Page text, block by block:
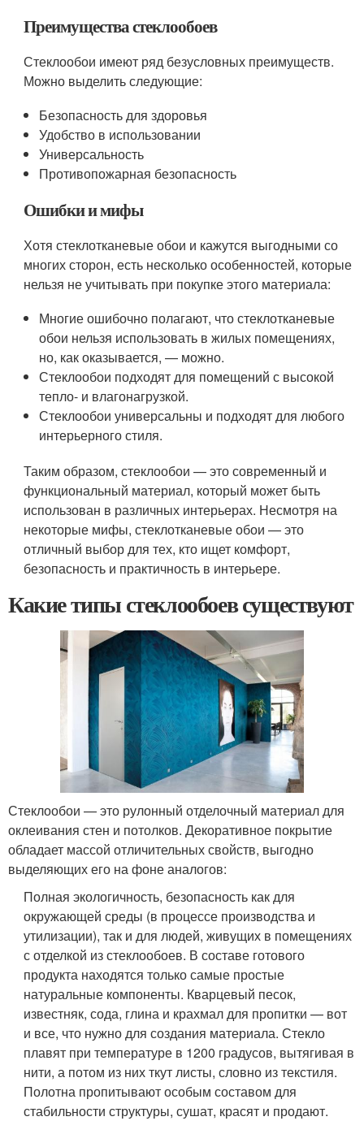
Преимущества стеклообоев
Стеклообои имеют ряд безусловных преимуществ.
Можно выделить следующие:
Безопасность для здоровья
Удобство в использовании
Универсальность
Противопожарная безопасность
Ошибки и мифы
Хотя стеклотканевые обои и кажутся выгодными со
многих сторон, есть несколько особенностей, которые
нельзя не учитывать при покупке этого материала:
Многие ошибочно полагают, что стеклотканевые
обои нельзя использовать в жилых помещениях,
но, как оказывается, — можно.
Стеклообои подходят для помещений с высокой
тепло- и влагонагрузкой.
Стеклообои универсальны и подходят для любого
интерьерного стиля.
Таким образом, стеклообои — это современный и
функциональный материал, который может быть
использован в различных интерьерах. Несмотря на
некоторые мифы, стеклотканевые обои — это
отличный выбор для тех, кто ищет комфорт,
безопасность и практичность в интерьере.
Какие типы стеклообоев существуют
Стеклообои — это рулонный отделочный материал для
оклеивания стен и потолков. Декоративное покрытие
обладает массой отличительных свойств, выгодно
выделяющих его на фоне аналогов:
Полная экологичность, безопасность как для
окружающей среды (в процессе производства и
утилизации), так и для людей, живущих в помещениях
с отделкой из стеклообоев. В составе готового
продукта находятся только самые простые
натуральные компоненты. Кварцевый песок,
известняк, сода, глина и крахмал для пропитки — вот
и все, что нужно для создания материала. Стекло
плавят при температуре в 1200 градусов, вытягивая в
нити, а потом из них ткут листы, словно из текстиля.
Полотна пропитывают особым составом для
стабильности структуры, сушат, красят и продают.